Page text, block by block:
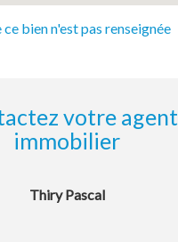
ce bien n'est pas renseignée
votre agent
immobilier
Thiry Pascal